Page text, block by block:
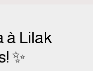
à Lilak
✨